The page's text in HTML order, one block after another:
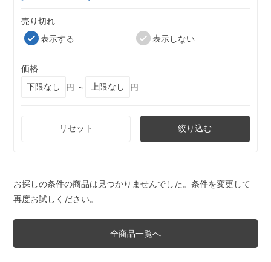
売り切れ
表示する
表示しない
価格
円 ～
円
リセット 絞り込む
お探しの条件の商品は見つかりませんでした。条件を変更して
再度お試しください。
全商品一覧へ